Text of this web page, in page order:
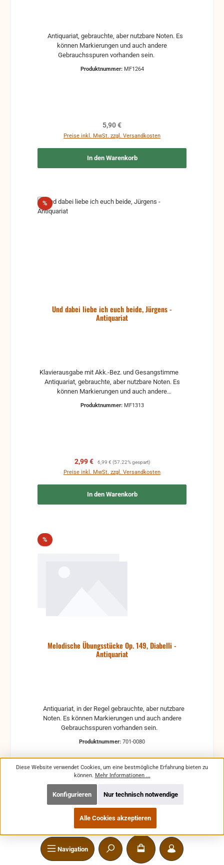
Navigation
können Markierungen und auch andere
Produktnummer: MF1264
Regulärer Preis:
5,90 €
Preise inkl. MwSt. zzgl. Versandkosten
In den Warenkorb
%Rabatt
Und dabei liebe ich euch beide, Jürgens -
Antiquariat
Klavierausgabe mit Akk.-Bez. und Gesangstimme
Antiquariat, gebrauchte, aber nutzbare Noten. Es
können Markierungen und auch andere
Produktnummer: MF1313
Verkaufspreis:
2,99 € Regulärer Preis:
6,99 € (57.22% gespart)
Preise inkl. MwSt. zzgl. Versandkosten
In den Warenkorb
%Rabatt
Melodische Übungsstücke Op. 149, Diabelli -
Antiquariat
Noten. Es können Markierungen und auch andere
Produktnummer: 701-0080
Verkaufspreis:
6,50 € Regulärer Preis:
12,95 € (49.81% gespart)
Preise inkl. MwSt. zzgl. Versandkosten
In den Warenkorb
Diese Website verwendet Cookies, um eine bestmögliche Erfahrung bieten zu
können. Mehr Informationen ...
Nur technisch notwendige
Konfigurieren
Alle Cookies akzeptieren